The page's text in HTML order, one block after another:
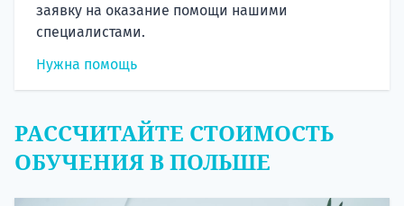
заявку на оказание помощи нашими
специалистами.
Нужна помощь
РАССЧИТАЙТЕ СТОИМОСТЬ
ОБУЧЕНИЯ В ПОЛЬШЕ